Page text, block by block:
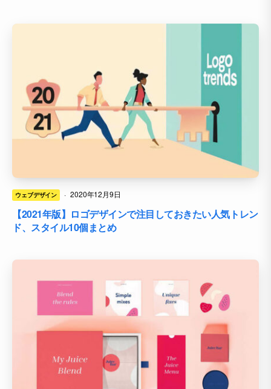
ウェブデザイン · 2020年12月9日
【2021年版】ロゴデザインで注目しておきたい人気トレン
ド、スタイル10個まとめ